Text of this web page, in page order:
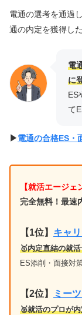
電通の選考を通過
通の内定を獲得し
電
に
ES
て
▶︎電通の合格ES・
【就活エージェ
完全無料！最速
【1位】 キャ
🥇内定直結の就
ES添削・面接対
【2位】 ミー
🥈就活のプロが